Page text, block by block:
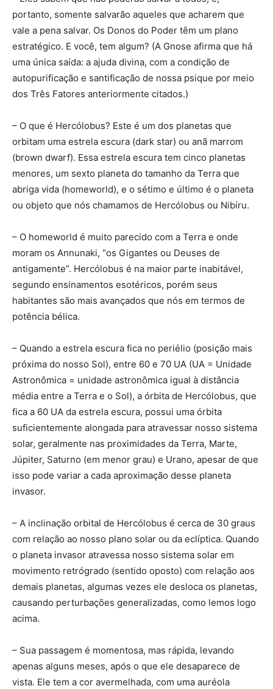
portanto, somente salvarão aqueles que acharem que
vale a pena salvar. Os Donos do Poder têm um plano
estratégico. E você, tem algum? (A Gnose afirma que há
uma única saída: a ajuda divina, com a condição de
autopurificação e santificação de nossa psique por meio
dos Três Fatores anteriormente citados.)
– O que é Hercólobus? Este é um dos planetas que
orbitam uma estrela escura (dark star) ou anã marrom
(brown dwarf). Essa estrela escura tem cinco planetas
menores, um sexto planeta do tamanho da Terra que
abriga vida (homeworld), e o sétimo e último é o planeta
ou objeto que nós chamamos de Hercólobus ou Nibíru.
– O homeworld é muito parecido com a Terra e onde
moram os Annunaki, “os Gigantes ou Deuses de
antigamente”. Hercólobus é na maior parte inabitável,
segundo ensinamentos esotéricos, porém seus
habitantes são mais avançados que nós em termos de
potência bélica.
– Quando a estrela escura fica no periélio (posição mais
próxima do nosso Sol), entre 60 e 70 UA (UA = Unidade
Astronômica = unidade astronômica igual à distância
média entre a Terra e o Sol), a órbita de Hercólobus, que
fica a 60 UA da estrela escura, possui uma órbita
suficientemente alongada para atravessar nosso sistema
solar, geralmente nas proximidades da Terra, Marte,
Júpiter, Saturno (em menor grau) e Urano, apesar de que
isso pode variar a cada aproximação desse planeta
invasor.
– A inclinação orbital de Hercólobus é cerca de 30 graus
com relação ao nosso plano solar ou da eclíptica. Quando
o planeta invasor atravessa nosso sistema solar em
movimento retrógrado (sentido oposto) com relação aos
demais planetas, algumas vezes ele desloca os planetas,
causando perturbações generalizadas, como lemos logo
acima.
– Sua passagem é momentosa, mas rápida, levando
apenas alguns meses, após o que ele desaparece de
vista. Ele tem a cor avermelhada, com uma auréola